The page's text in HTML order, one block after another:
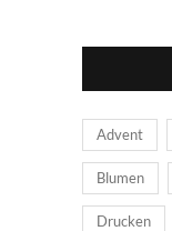
Advent
Blumen
Drucken